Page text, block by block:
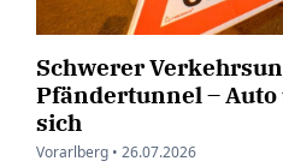
Schwerer
Pfändertunnel –
sich
Vorarlberg • 26.07.2026